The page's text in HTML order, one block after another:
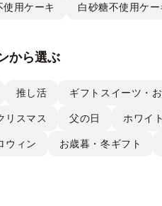
使用ケーキ 白砂糖不使用ケ
から選ぶ
推し活 ギフトスイーツ・
リスマス 父の日 ホワイ
ウィン お歳暮・冬ギフト